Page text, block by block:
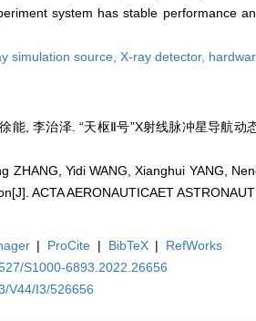
system has stable performance
simulation source, X-ray detector,
能, 李治泽. “天枢Ⅱ号”X射线脉冲星导航动
ZHANG, Yidi WANG, Xianghui YANG,
ACTA AERONAUTICAET
| ProCite | BibTeX |
RefWorks
S1000-6893.2022.26656
V44/I3/526656